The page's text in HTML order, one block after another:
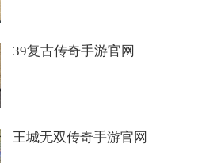
39复古传奇手游官网
王城无双传奇手游官网